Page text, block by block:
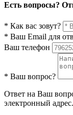
Есть вопросы?
* Как вас зовут?
* Ваш Email для
Ваш телефон
* Ваш вопрос?
Ответ на Ваш
электронный адрес.